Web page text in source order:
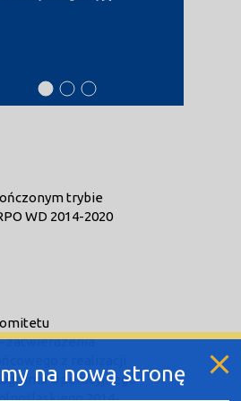
programie
Weź udział w
trybie
WD 2014-2020
zatwierdzenia
Operacyjnego
2014-
na nową stronę